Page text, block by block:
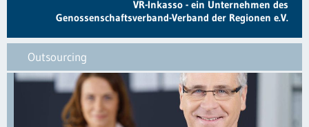
VR-Inkasso - ein Unternehmen des
Genossenschaftsverband-Verband der Regionen e.V.
Outsourcing